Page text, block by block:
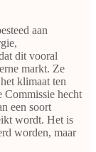
aan
dit vooral
markt. Ze
klimaat ten
Commissie hecht
een soort
wordt. Het is
worden, maar